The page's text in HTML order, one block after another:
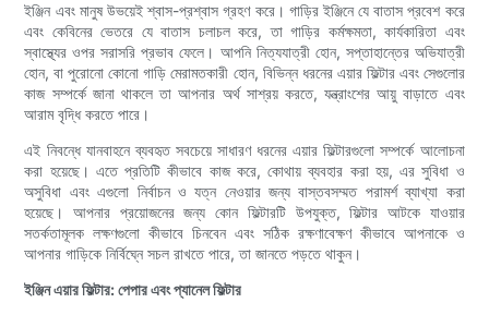
ইঞ্জিন এবং মানুষ উভয়েই শ্বাস-প্রশ্বাস গ্রহণ করে। গাড়ির ইঞ্জিনে যে বাতাস প্রবেশ করে
এবং কেবিনের ভেতরে যে বাতাস চলাচল করে, তা গাড়ির কর্মক্ষমতা, কার্যকারিতা এবং
স্বাস্থ্যের ওপর সরাসরি প্রভাব ফেলে। আপনি নিত্যযাত্রী হোন, সপ্তাহান্তের অভিযাত্রী
হোন, বা পুরোনো কোনো গাড়ি মেরামতকারী হোন, বিভিন্ন ধরনের এয়ার ফিল্টার এবং সেগুলোর
কাজ সম্পর্কে জানা থাকলে তা আপনার অর্থ সাশ্রয় করতে, যন্ত্রাংশের আয়ু বাড়াতে এবং
আরাম বৃদ্ধি করতে পারে।
এই নিবন্ধে যানবাহনে ব্যবহৃত সবচেয়ে সাধারণ ধরনের এয়ার ফিল্টারগুলো সম্পর্কে আলোচনা
করা হয়েছে। এতে প্রতিটি কীভাবে কাজ করে, কোথায় ব্যবহার করা হয়, এর সুবিধা ও
অসুবিধা এবং এগুলো নির্বাচন ও যত্ন নেওয়ার জন্য বাস্তবসম্মত পরামর্শ ব্যাখ্যা করা
হয়েছে। আপনার প্রয়োজনের জন্য কোন ফিল্টারটি উপযুক্ত, ফিল্টার আটকে যাওয়ার
সতর্কতামূলক লক্ষণগুলো কীভাবে চিনবেন এবং সঠিক রক্ষণাবেক্ষণ কীভাবে আপনাকে ও
আপনার গাড়িকে নির্বিঘ্নে সচল রাখতে পারে, তা জানতে পড়তে থাকুন।
ইঞ্জিন এয়ার ফিল্টার: পেপার এবং প্যানেল ফিল্টার